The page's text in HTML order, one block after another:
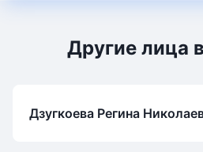
Другие лица
Дзугкоева Регина